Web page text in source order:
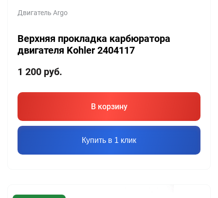
Двигатель Argo
Верхняя прокладка карбюратора
двигателя Kohler 2404117
1 200 руб.
В корзину
Купить в 1 клик